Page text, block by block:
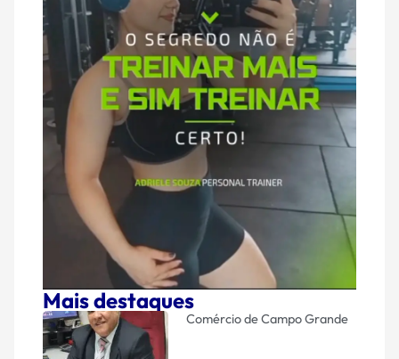
Mais destaques
Comércio de Campo Grande